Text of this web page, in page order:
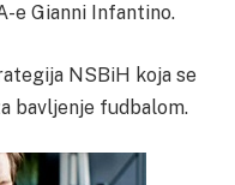
e Gianni Infantino.
NSBiH koja se
bavljenje fudbalom.